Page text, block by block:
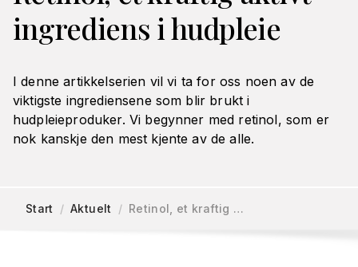
ingrediens i hudpleie
I denne artikkelserien vil vi ta for oss noen av de
viktigste ingrediensene som blir brukt i
hudpleieproduker. Vi begynner med retinol, som er
nok kanskje den mest kjente av de alle.
Start / Aktuelt / Retinol, et kraftig …